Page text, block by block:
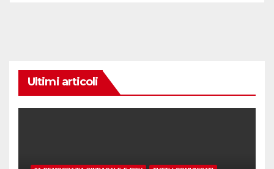
Ultimi articoli